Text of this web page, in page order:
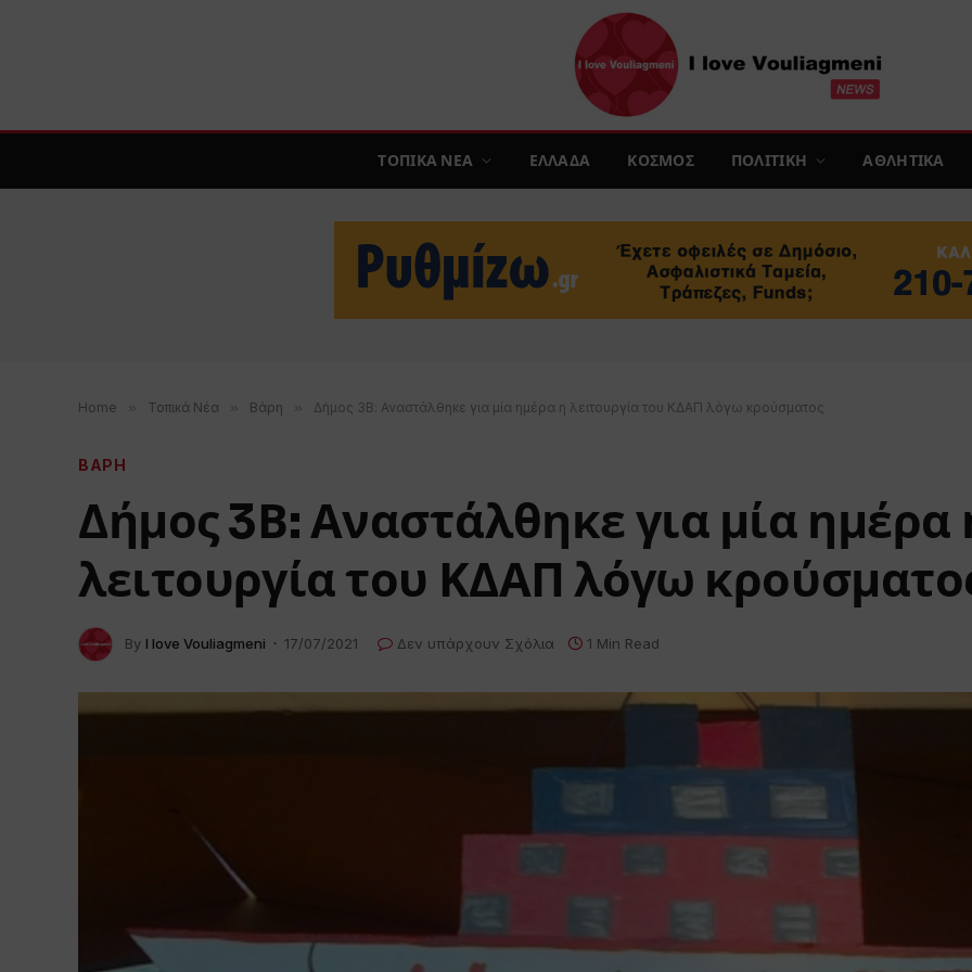
ΤΟΠΙΚΑ ΝΕΑ ΕΛΛΑΔΑ ΚΟΣΜΟΣ ΠΟΛΙΤΙΚΗ ΑΘΛΗΤΙΚΑ
Home » Τοπικά Νέα » Βάρη » Δήμος 3Β: Αναστάλθηκε για μία ημέρα η λειτουργία του ΚΔΑΠ λόγω κρούσματος
ΒΑΡΗ
Δήμος 3Β: Αναστάλθηκε για μία ημέρα
λειτουργία του ΚΔΑΠ λόγω
By I love Vouliagmeni 17/07/2021 Δεν υπάρχουν Σχόλια 1 Min Read